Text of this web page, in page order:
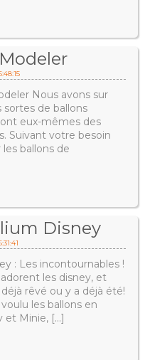
Nous avons sur
de ballons
eux-mêmes des
Suivant votre besoin
ballons de
Disney
: Les incontournables !
les disney, et
rêvé ou y a déjà été!
les ballons en
Minie, [...]